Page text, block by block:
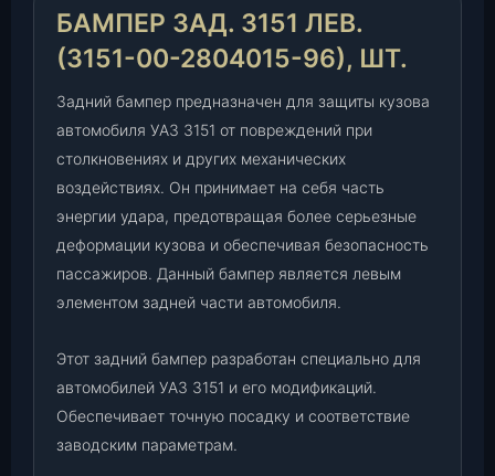
5
-
0
8
0
4
0
5
)
БАМПЕР ЗАД. 3151 ЛЕВ.
(3151-00-2804015-96), ШТ.
Задний бампер предназначен для защиты кузова
автомобиля УАЗ 3151 от повреждений при
столкновениях и других механических
воздействиях. Он принимает на себя часть
энергии удара, предотвращая более серьезные
деформации кузова и обеспечивая безопасность
пассажиров. Данный бампер является левым
элементом задней части автомобиля.
Этот задний бампер разработан специально для
автомобилей УАЗ 3151 и его модификаций.
Обеспечивает точную посадку и соответствие
заводским параметрам.